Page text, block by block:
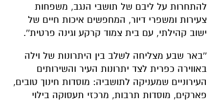
להתחרות על ליבם של תושבי הנגב, משפחות
צעירות ומשפרי דיור, המחפשים איכות חיים של
ישוב קהילתי, עם בית צמוד קרקע וגינה פרטית''.
''באר שבע מצליחה לשלב בין היתרונות של וילה
באווירה כפרית לצד יתרונות העיר והשירותים
העירוניים שמעניקה לתושביה: מוסדות חינוך טובים,
פארקים, מוסדות תרבות, מרכזי תעסוקה בילוי